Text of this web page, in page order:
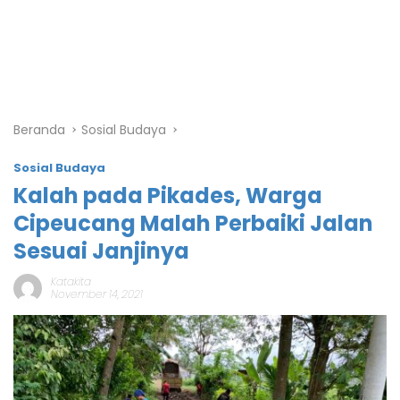
Beranda Sosial Budaya
Sosial Budaya
Kalah pada Pikades, Warga
Cipeucang Malah Perbaiki Jalan
Sesuai Janjinya
Katakita
November 14, 2021